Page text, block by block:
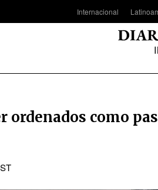
Internacional
ordenados como